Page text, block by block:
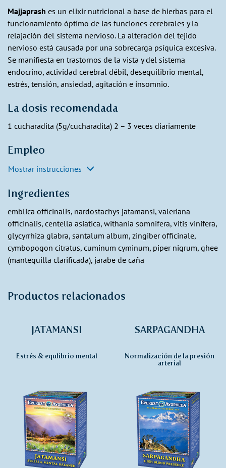
Majjaprash es un elixir nutricional a base de hierbas para el
funcionamiento óptimo de las funciones cerebrales y la
relajación del sistema nervioso. La alteración del tejido
nervioso está causada por una sobrecarga psíquica excesiva.
Se manifiesta en trastornos de la vista y del sistema
endocrino, actividad cerebral débil, desequilibrio mental,
estrés, tensión, ansiedad, agitación e insomnio.
La dosis recomendada
1 cucharadita (5g/cucharadita) 2 – 3 veces diariamente
Empleo
Mostrar instrucciones
Ingredientes
emblica officinalis, nardostachys jatamansi, valeriana
officinalis, centella asiatica, withania somnifera, vitis vinifera,
glycyrrhiza glabra, santalum album, zingiber officinale,
cymbopogon citratus, cuminum cyminum, piper nigrum, ghee
(mantequilla clarificada), jarabe de caña
Productos relacionados
JATAMANSI
Estrés & equlibrio mental
SARPAGANDHA
Normalización de la presión
arterial